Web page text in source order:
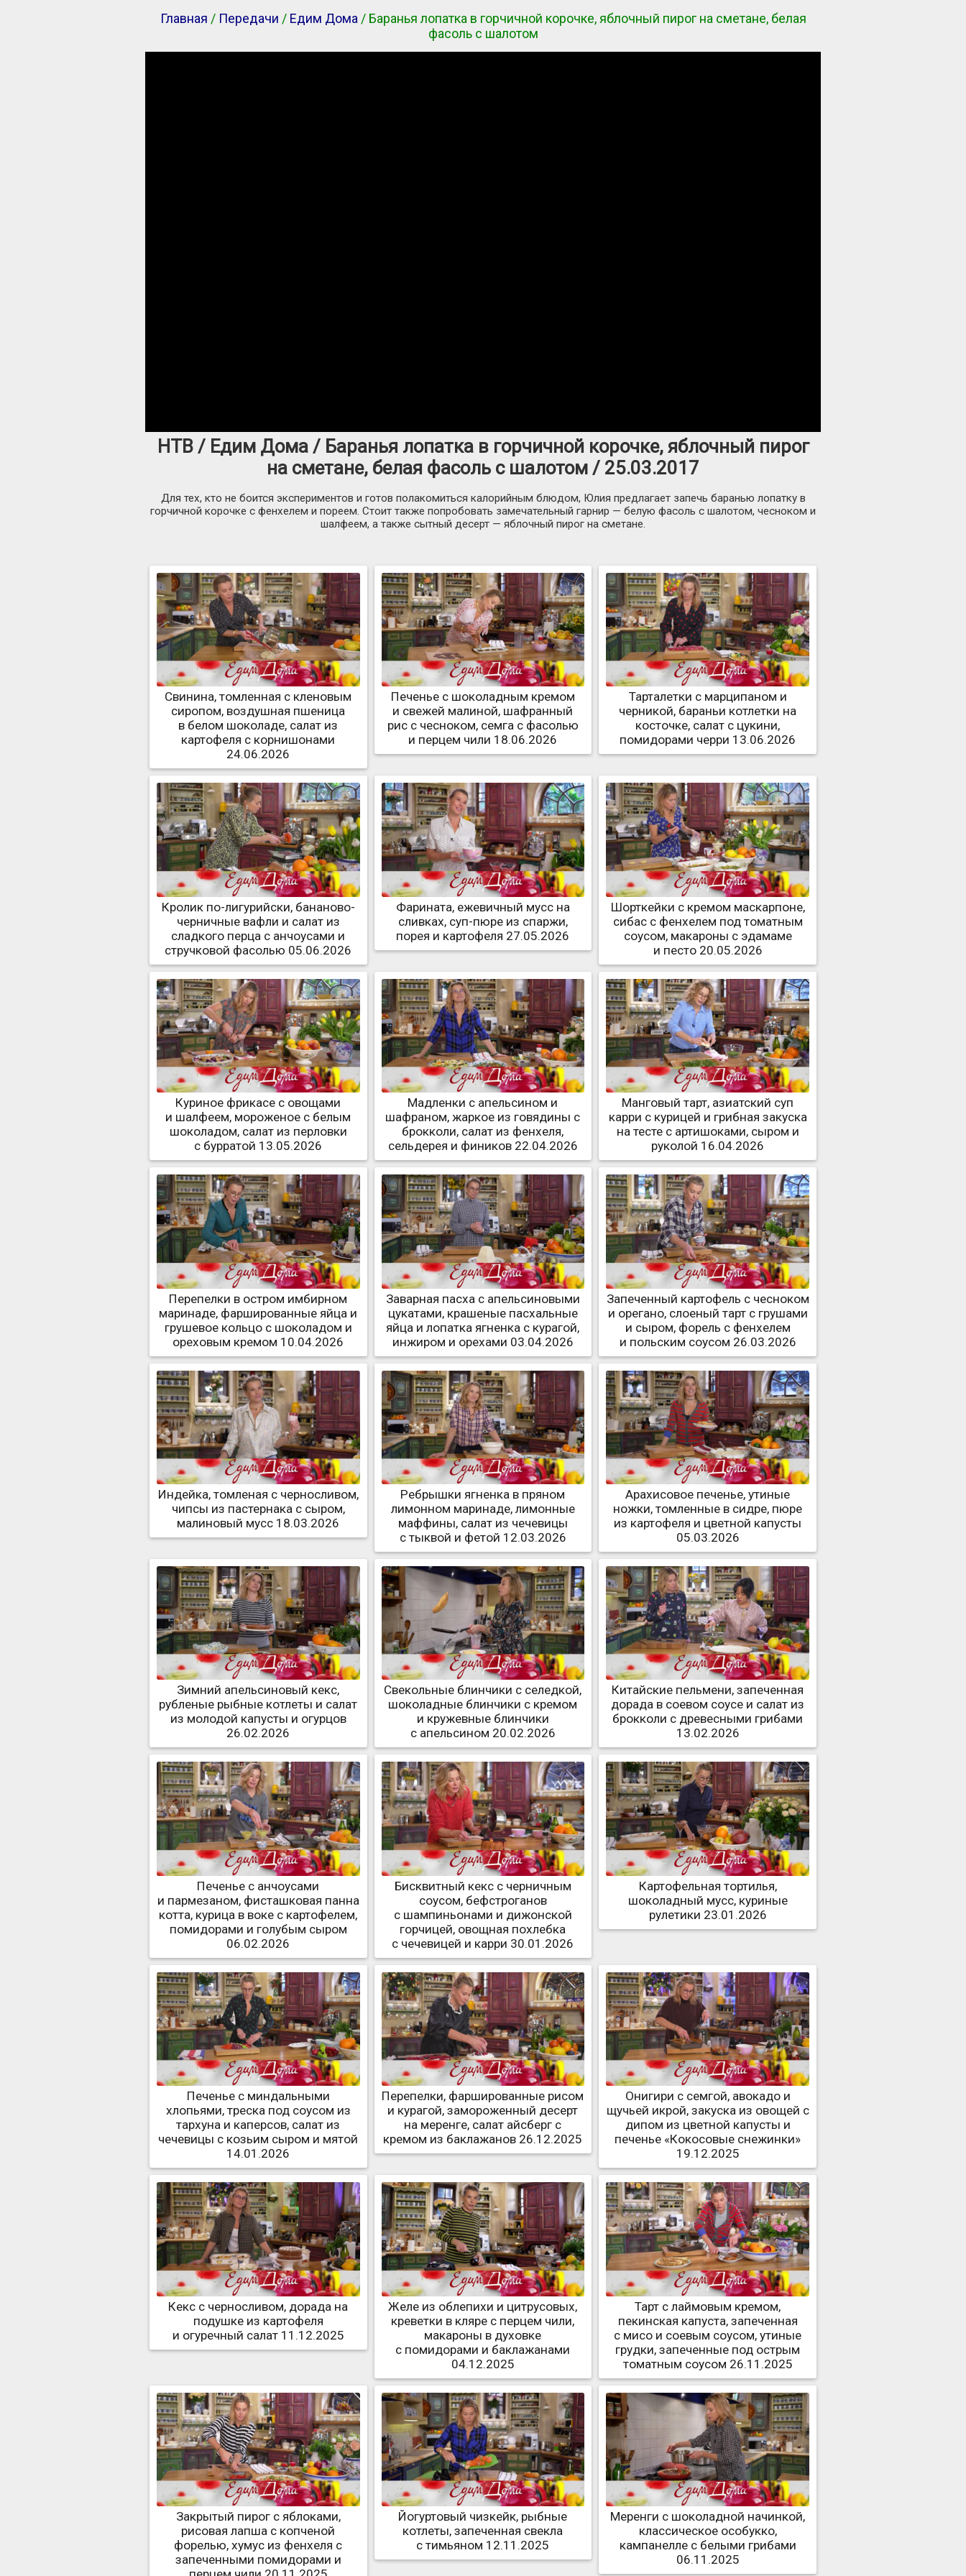
Главная / Передачи / Едим Дома / Баранья лопатка в горчичной корочке, яблочный пирог на сметане, белая
фасоль с шалотом
НТВ / Едим Дома / Баранья лопатка в горчичной корочке, яблочный пирог
на сметане, белая фасоль с шалотом / 25.03.2017
Для тех, кто не боится экспериментов и готов полакомиться калорийным блюдом, Юлия предлагает запечь баранью лопатку в
горчичной корочке с фенхелем и пореем. Стоит также попробовать замечательный гарнир — белую фасоль с шалотом, чесноком и
шалфеем, а также сытный десерт — яблочный пирог на сметане.
Свинина, томленная с кленовым
сиропом, воздушная пшеница
в белом шоколаде, салат из
картофеля с корнишонами
24.06.2026
Печенье с шоколадным кремом
и свежей малиной, шафранный
рис с чесноком, семга с фасолью
и перцем чили 18.06.2026
Тарталетки с марципаном и
черникой, бараньи котлетки на
косточке, салат с цукини,
помидорами черри 13.06.2026
Кролик по-лигурийски, бананово-
черничные вафли и салат из
сладкого перца с анчоусами и
стручковой фасолью 05.06.2026
Фарината, ежевичный мусс на
сливках, суп-пюре из спаржи,
порея и картофеля 27.05.2026
Шорткейки с кремом маскарпоне,
сибас с фенхелем под томатным
соусом, макароны с эдамаме
и песто 20.05.2026
Куриное фрикасе с овощами
и шалфеем, мороженое с белым
шоколадом, салат из перловки
с бурратой 13.05.2026
Мадленки с апельсином и
шафраном, жаркое из говядины с
брокколи, салат из фенхеля,
сельдерея и фиников 22.04.2026
Манговый тарт, азиатский суп
карри с курицей и грибная закуска
на тесте с артишоками, сыром и
руколой 16.04.2026
Перепелки в остром имбирном
маринаде, фаршированные яйца и
грушевое кольцо с шоколадом и
ореховым кремом 10.04.2026
Заварная пасха с апельсиновыми
цукатами, крашеные пасхальные
яйца и лопатка ягненка с курагой,
инжиром и орехами 03.04.2026
Запеченный картофель с чесноком
и орегано, слоеный тарт с грушами
и сыром, форель с фенхелем
и польским соусом 26.03.2026
Индейка, томленая с черносливом,
чипсы из пастернака с сыром,
малиновый мусс 18.03.2026
Ребрышки ягненка в пряном
лимонном маринаде, лимонные
маффины, салат из чечевицы
с тыквой и фетой 12.03.2026
Арахисовое печенье, утиные
ножки, томленные в сидре, пюре
из картофеля и цветной капусты
05.03.2026
Зимний апельсиновый кекс,
рубленые рыбные котлеты и салат
из молодой капусты и огурцов
26.02.2026
Свекольные блинчики с селедкой,
шоколадные блинчики с кремом
и кружевные блинчики
с апельсином 20.02.2026
Китайские пельмени, запеченная
дорада в соевом соусе и салат из
брокколи с древесными грибами
13.02.2026
Печенье с анчоусами
и пармезаном, фисташковая панна
котта, курица в воке с картофелем,
помидорами и голубым сыром
06.02.2026
Бисквитный кекс с черничным
соусом, бефстроганов
с шампиньонами и дижонской
горчицей, овощная похлебка
с чечевицей и карри 30.01.2026
Картофельная тортилья,
шоколадный мусс, куриные
рулетики 23.01.2026
Печенье с миндальными
хлопьями, треска под соусом из
тархуна и каперсов, салат из
чечевицы с козьим сыром и мятой
14.01.2026
Перепелки, фаршированные рисом
и курагой, замороженный десерт
на меренге, салат айсберг с
кремом из баклажанов 26.12.2025
Онигири с семгой, авокадо и
щучьей икрой, закуска из овощей с
дипом из цветной капусты и
печенье «Кокосовые снежинки»
19.12.2025
Кекс с черносливом, дорада на
подушке из картофеля
и огуречный салат 11.12.2025
Желе из облепихи и цитрусовых,
креветки в кляре с перцем чили,
макароны в духовке
с помидорами и баклажанами
04.12.2025
Тарт с лаймовым кремом,
пекинская капуста, запеченная
с мисо и соевым соусом, утиные
грудки, запеченные под острым
томатным соусом 26.11.2025
Закрытый пирог с яблоками,
рисовая лапша с копченой
форелью, хумус из фенхеля с
запеченными помидорами и
Йогуртовый чизкейк, рыбные
котлеты, запеченная свекла
с тимьяном 12.11.2025
Меренги с шоколадной начинкой,
классическое особукко,
кампанелле с белыми грибами
06.11.2025